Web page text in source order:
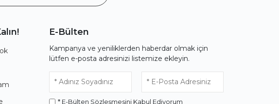
E-Bülten
Kampanya ve yeniliklerden haberdar olmak için
lütfen e-posta adresinizi listemize ekleyin.
* E-Bülten Sözleşmesini Kabul Ediyorum